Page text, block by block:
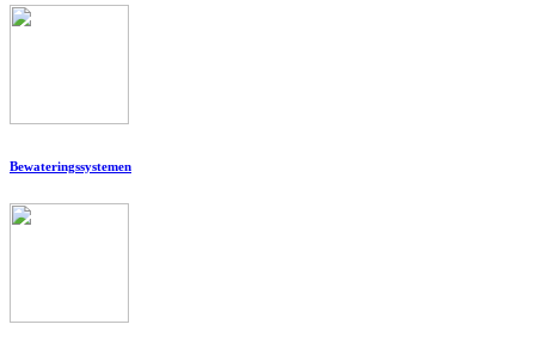
Bewateringssystemen